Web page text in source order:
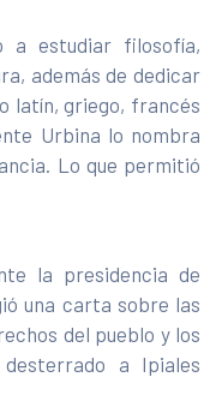
a estudiar filosofía,
además de dedicar
latín, griego, francés
Urbina lo nombra
Lo que permitió
la presidencia de
una carta sobre las
del pueblo y los
a Ipiales